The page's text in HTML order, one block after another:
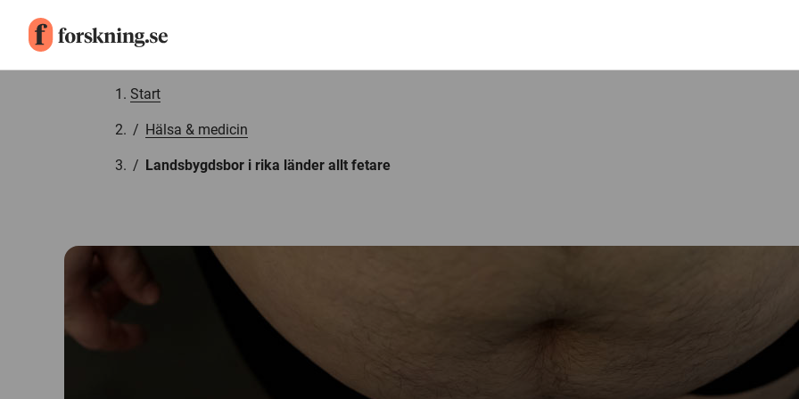
Start
/ Hälsa & medicin
/ Landsbygdsbor i rika länder allt fetare